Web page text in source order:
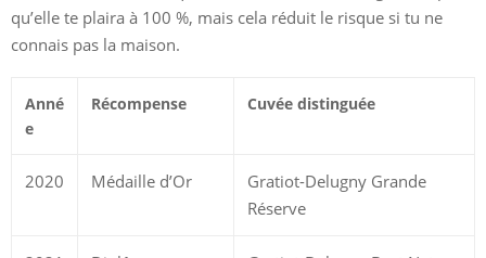
qu’elle te plaira à 100 %, mais cela réduit le risque si tu ne
connais pas la maison.
Anné
e
Récompense Cuvée distinguée
2020 Médaille d’Or
Gratiot-Delugny Grande
Réserve